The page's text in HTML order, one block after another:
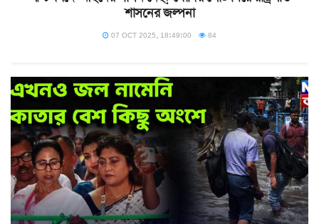
শাসনের জল্পনা
07 OCT 2025, 18:49:00 84